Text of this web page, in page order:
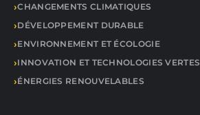
CHANGEMENTS CLIMATIQUES
DÉVELOPPEMENT DURABLE
ENVIRONNEMENT ET ÉCOLOGIE
INNOVATION ET TECHNOLOGIES VERTES
ÉNERGIES RENOUVELABLES